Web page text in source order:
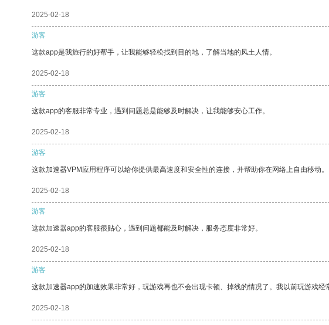
2025-02-18
游客
这款app是我旅行的好帮手，让我能够轻松找到目的地，了解当地的风土人情。
2025-02-18
游客
这款app的客服非常专业，遇到问题总是能够及时解决，让我能够安心工作。
2025-02-18
游客
这款加速器VPM应用程序可以给你提供最高速度和安全性的连接，并帮助你在网络上自由移动。
2025-02-18
游客
这款加速器app的客服很贴心，遇到问题都能及时解决，服务态度非常好。
2025-02-18
游客
这款加速器app的加速效果非常好，玩游戏再也不会出现卡顿、掉线的情况了。我以前玩游戏经
2025-02-18